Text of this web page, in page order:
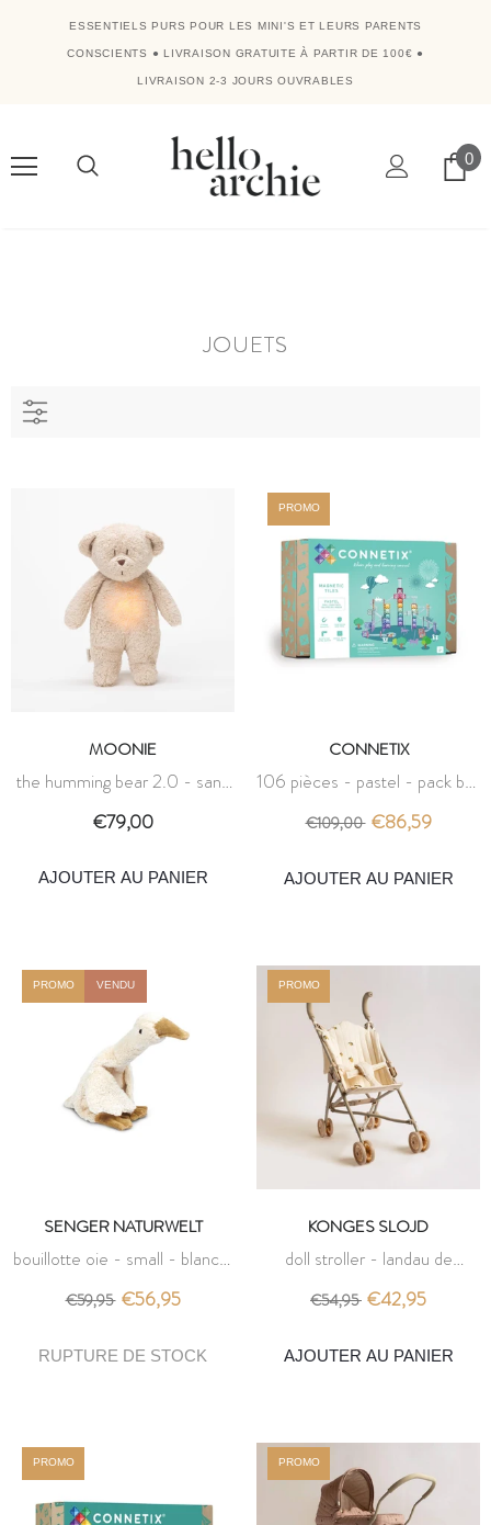
ESSENTIELS PURS POUR LES MINI'S ET LEURS PARENTS
CONSCIENTS ● LIVRAISON GRATUITE À PARTIR DE 100€ ●
LIVRAISON 2-3 JOURS OUVRABLES
0
JOUETS
MOONIE
the humming bear 2.0 - sand
- moonie
€79,00
AJOUTER AU PANIER
PROMO
CONNETIX
106 pièces - pastel - pack ball
run - connetix
€109,00 €86,59
AJOUTER AU PANIER
PROMO VENDU
SENGER NATURWELT
bouillotte oie - small - blanc -
senger naturwelt
€59,95 €56,95
PROMO
KONGES SLOJD
doll stroller - landau de
poupée lemon - konges slojd
€54,95 €42,95
AJOUTER AU PANIER
PROMO PROMO